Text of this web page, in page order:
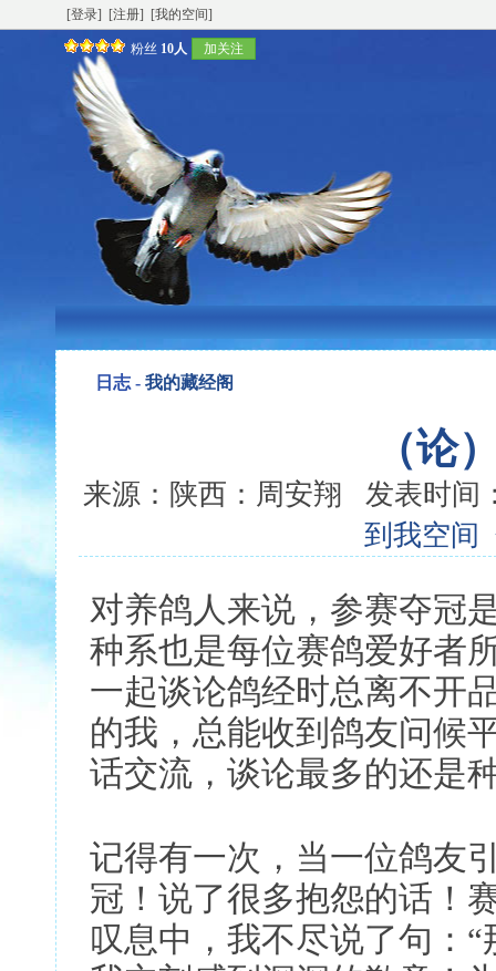
[登录] [注册] [我的空间]
粉丝 10人 加关注
日志 - 我的藏经阁
（论
来源：陕西：周安翔 发表时间
到我空间
对养鸽人来说，参赛夺冠
种系也是每位赛鸽爱好者
一起谈论鸽经时总离不开
的我，总能收到鸽友问候
话交流，谈论最多的还
记得有一次，当一位鸽友
冠！说了很多抱怨的话！
叹息中，我不尽说了句：